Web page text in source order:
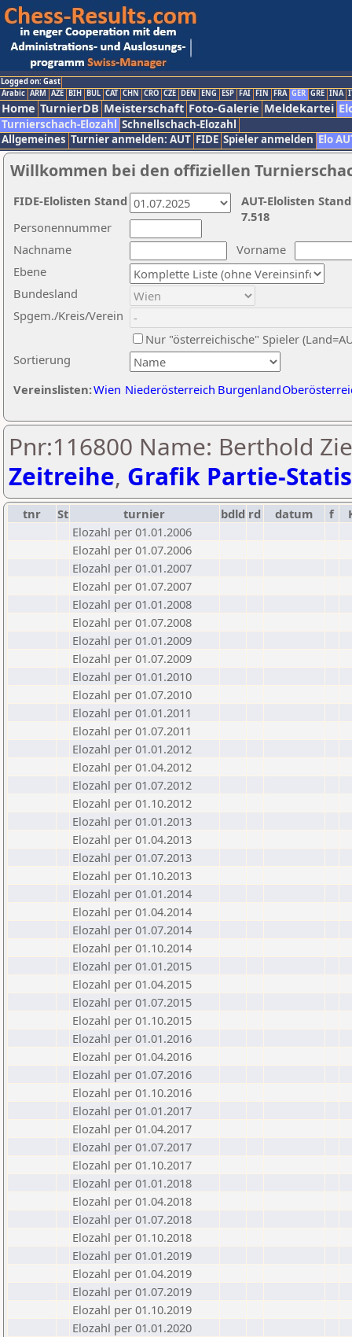
Logged on: Gast
Arabic ARM AZE BIH BUL CAT CHN CRO CZE DEN ENG ESP FAI FIN FRA GER GRE INA
Home TurnierDB Meisterschaft Foto-Galerie Meldekartei
Turnierschach-Elozahl Schnellschach-Elozahl
Allgemeines Turnier anmelden: AUT FIDE Spieler anmelden Elo
Willkommen bei den offiziellen
Nachname
Vorname
Ebene
Sortierung
Personennummer
Bundesland
Spgem./Kreis/Verein
Nur "österreichische" Spieler
Vereinslisten:Wien Niederösterreich Burgenland
AUT-Elolisten
7.518
FIDE-Elolisten Stand
Pnr:116800 Name: Berthold
Zeitreihe, Grafik Partie-
tnr St turnier bdld rd datum f
Elozahl per 01.01.2006
Elozahl per 01.07.2006
Elozahl per 01.01.2007
Elozahl per 01.07.2007
Elozahl per 01.01.2008
Elozahl per 01.07.2008
Elozahl per 01.01.2009
Elozahl per 01.07.2009
Elozahl per 01.01.2010
Elozahl per 01.07.2010
Elozahl per 01.01.2011
Elozahl per 01.07.2011
Elozahl per 01.01.2012
Elozahl per 01.04.2012
Elozahl per 01.07.2012
Elozahl per 01.10.2012
Elozahl per 01.01.2013
Elozahl per 01.04.2013
Elozahl per 01.07.2013
Elozahl per 01.10.2013
Elozahl per 01.01.2014
Elozahl per 01.04.2014
Elozahl per 01.07.2014
Elozahl per 01.10.2014
Elozahl per 01.01.2015
Elozahl per 01.04.2015
Elozahl per 01.07.2015
Elozahl per 01.10.2015
Elozahl per 01.01.2016
Elozahl per 01.04.2016
Elozahl per 01.07.2016
Elozahl per 01.10.2016
Elozahl per 01.01.2017
Elozahl per 01.04.2017
Elozahl per 01.07.2017
Elozahl per 01.10.2017
Elozahl per 01.01.2018
Elozahl per 01.04.2018
Elozahl per 01.07.2018
Elozahl per 01.10.2018
Elozahl per 01.01.2019
Elozahl per 01.04.2019
Elozahl per 01.07.2019
Elozahl per 01.10.2019
Elozahl per 01.01.2020